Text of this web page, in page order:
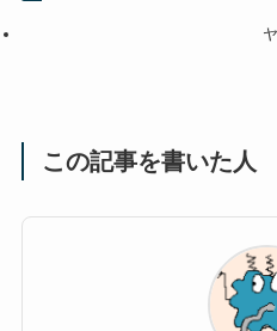
この記事を書いた人